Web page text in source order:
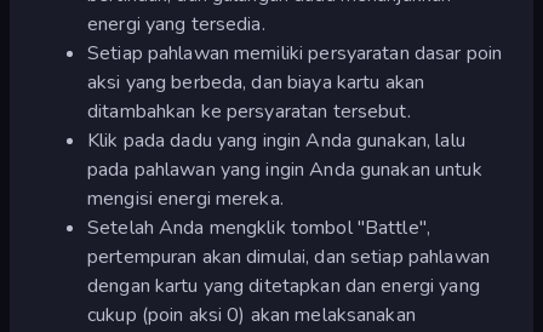
energi yang tersedia.
Setiap pahlawan memiliki persyaratan dasar poin
aksi yang berbeda, dan biaya kartu akan
ditambahkan ke persyaratan tersebut.
Klik pada dadu yang ingin Anda gunakan, lalu
pada pahlawan yang ingin Anda gunakan untuk
mengisi energi mereka.
Setelah Anda mengklik tombol "Battle",
pertempuran akan dimulai, dan setiap pahlawan
dengan kartu yang ditetapkan dan energi yang
cukup (poin aksi 0) akan melaksanakan